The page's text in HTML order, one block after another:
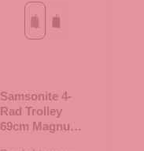
forest green
graphite
Samsonite 4-
Rad Trolley
69cm Magnum